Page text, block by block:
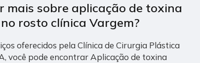
mais sobre aplicação de toxina
rosto clínica Vargem?
oferecidos pela Clínica de Cirurgia Plástica
você pode encontrar Aplicação de toxina